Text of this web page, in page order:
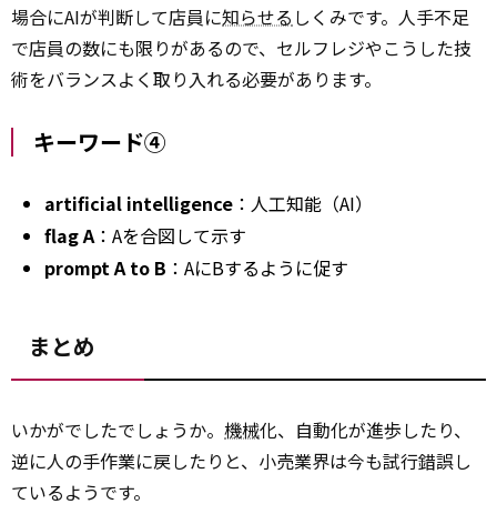
場合にAIが判断して店員に知らせる しくみです。人手不足
で店員の数にも限りがあるので、セルフレジやこうした技
術をバランスよく取り入れる必要があります。
キーワード④
artificial intelligence ：人工知能（AI）
flag A：Aを合図して示す
prompt A to B ：AにBするように促す
まとめ
いかがでしたでしょうか。 機械化、自動化が進歩したり、
逆に人の手作業に戻したりと、小売業界は今も試行錯誤し
ているようです。